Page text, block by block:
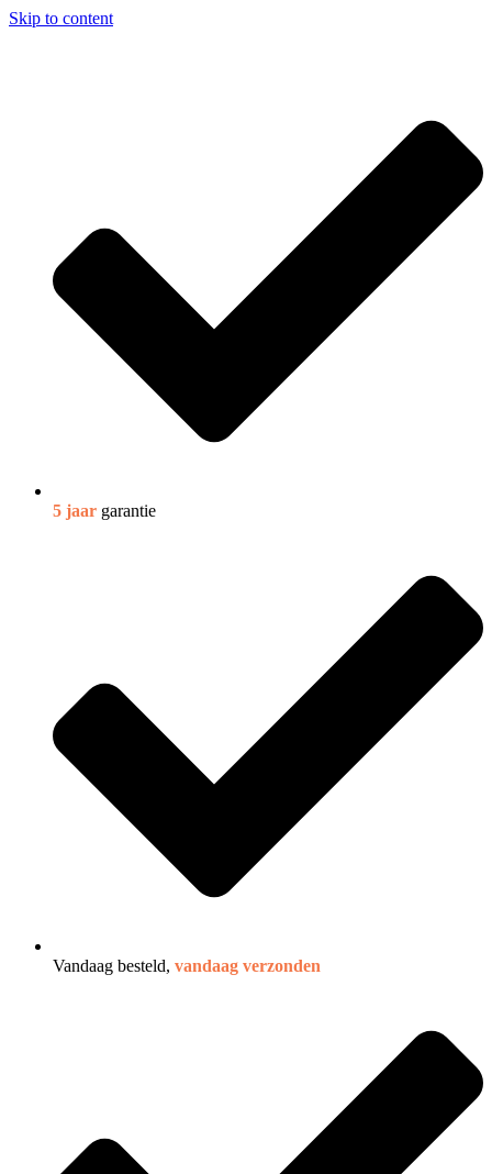
Skip to content
5 jaar garantie
Vandaag besteld, vandaag verzonden